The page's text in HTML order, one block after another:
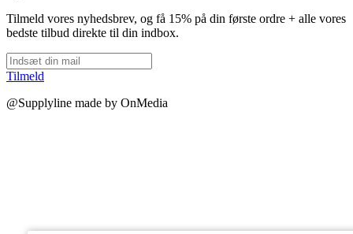
Tilmeld vores nyhedsbrev, og få 15% på din første ordre + alle vores
bedste tilbud direkte til din indbox.
Tilmeld
@Supplyline made by OnMedia